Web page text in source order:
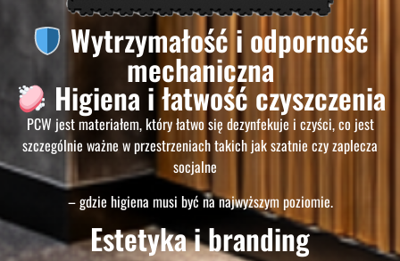
Wytrzymałość i odporność
mechaniczna
Higiena i łatwość czyszczenia
PCW jest materiałem, który łatwo się dezynfekuje i czyści, co jest
szczególnie ważne w przestrzeniach takich jak szatnie czy zaplecza
socjalne
– gdzie higiena musi być na najwyższym poziomie.
Estetyka i branding